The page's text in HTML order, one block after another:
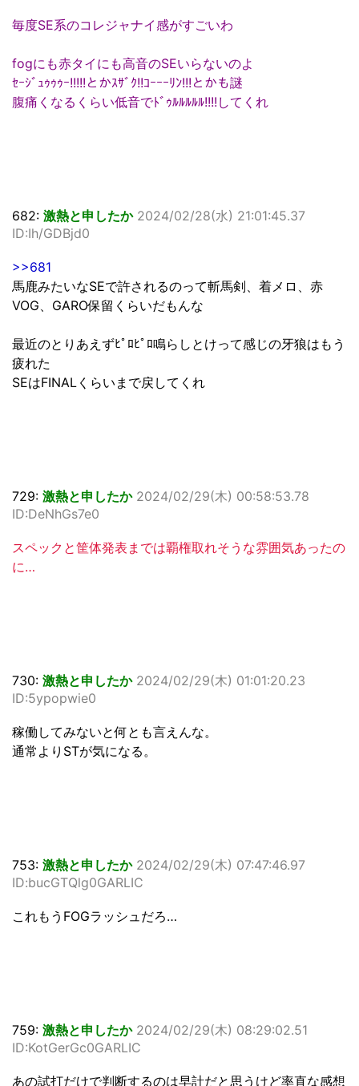
毎度SE系のコレジャナイ感がすごいわ
fogにも赤タイにも高音のSEいらないのよ
ｾｰｼﾞｭｩｩｩｰ!!!!!とかｽｻﾞｸ!!ｺｰｰｰﾘﾝ!!!とかも謎
腹痛くなるくらい低音でﾄﾞｩﾙﾙﾙﾙﾙ!!!!してくれ
682: 激熱と申したか 2024/02/28(水) 21:01:45.37
ID:Ih/GDBjd0
>>681
馬鹿みたいなSEで許されるのって斬馬剣、着メロ、赤
VOG、GARO保留くらいだもんな
最近のとりあえずﾋﾟﾛﾋﾟﾛ鳴らしとけって感じの牙狼はもう
疲れた
SEはFINALくらいまで戻してくれ
729: 激熱と申したか 2024/02/29(木) 00:58:53.78
ID:DeNhGs7e0
スペックと筐体発表までは覇権取れそうな雰囲気あったの
に…
730: 激熱と申したか 2024/02/29(木) 01:01:20.23
ID:5ypopwie0
稼働してみないと何とも言えんな。
通常よりSTが気になる。
753: 激熱と申したか 2024/02/29(木) 07:47:46.97
ID:bucGTQlg0GARLIC
これもうFOGラッシュだろ…
759: 激熱と申したか 2024/02/29(木) 08:29:02.51
ID:KotGerGc0GARLIC
あの試打だけで判断するのは早計だと思うけど率直な感想